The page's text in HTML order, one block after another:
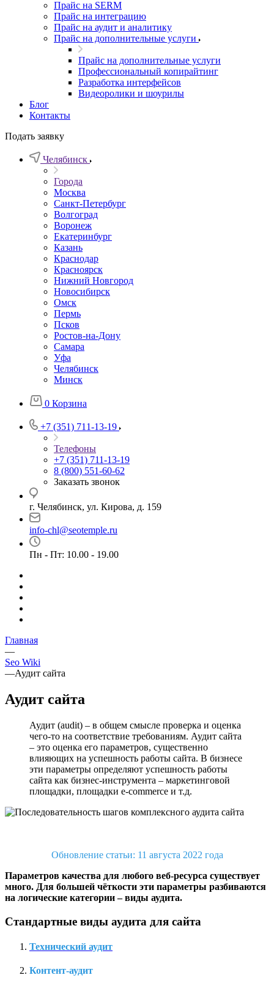
Прайс на SERM
Прайс на интеграцию
Прайс на аудит и аналитику
Прайс на дополнительные услуги
Прайс на дополнительные услуги
Профессиональный копирайтинг
Разработка интерфейсов
Видеоролики и шоурилы
Блог
Контакты
Подать заявку
Челябинск
Города
Москва
Санкт-Петербург
Волгоград
Воронеж
Екатеринбург
Казань
Краснодар
Красноярск
Нижний Новгород
Новосибирск
Омск
Пермь
Псков
Ростов-на-Дону
Самара
Уфа
Челябинск
Минск
0 Корзина
+7 (351) 711-13-19
Телефоны
+7 (351) 711-13-19
8 (800) 551-60-62
Заказать звонок
г. Челябинск, ул. Кирова, д. 159
info-chl@seotemple.ru
Пн - Пт: 10.00 - 19.00
Главная
—
Seo Wiki
—Аудит сайта
Аудит сайта
Аудит (audit) – в общем смысле проверка и оценка
чего-то на соответствие требованиям. Аудит сайта
– это оценка его параметров, существенно
влияющих на успешность работы сайта. В бизнесе
эти параметры определяют успешность работы
сайта как бизнес-инструмента – маркетинговой
площадки, площадки e-commerce и т.д.
Обновление статьи: 11 августа 2022 года
Параметров качества для любого веб-ресурса существует
много. Для большей чёткости эти параметры разбиваются
на логические категории – виды аудита.
Стандартные виды аудита для сайта
Технический аудит
Контент-аудит